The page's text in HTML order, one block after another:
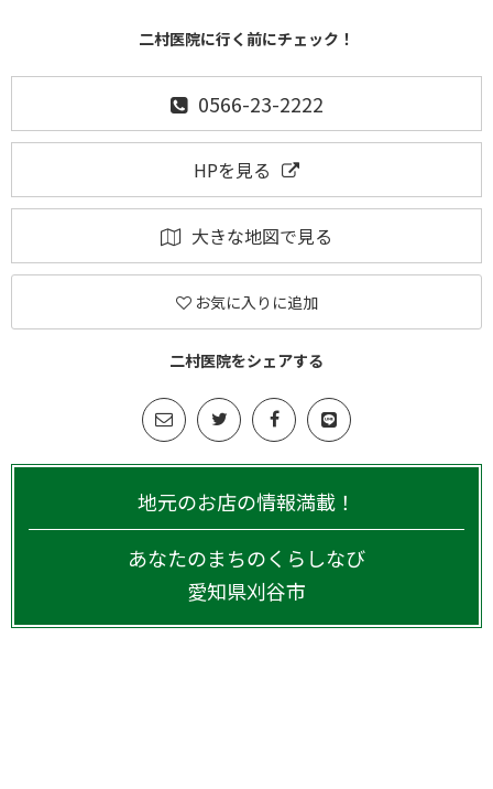
二村医院に行く前にチェック！
0566-23-2222
HPを見る
大きな地図で見る
お気に入りに追加
二村医院をシェアする
地元のお店の情報満載！
あなたのまちのくらしなび
愛知県刈谷市